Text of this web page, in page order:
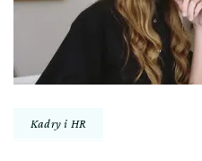
Kadry i HR